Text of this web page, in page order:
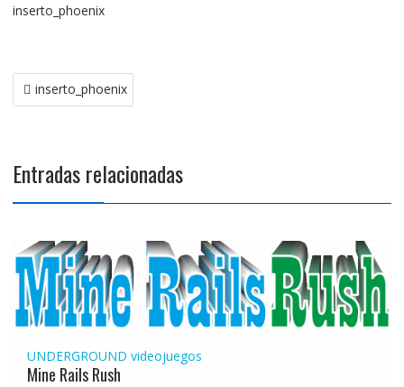
inserto_phoenix
Navegación
de
inserto_phoenix
Entradas relacionadas
UNDERGROUND videojuegos
Mine Rails Rush